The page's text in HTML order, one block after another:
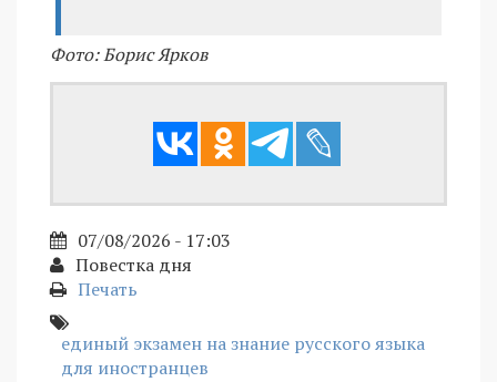
Фото: Борис Ярков
07/08/2026 - 17:03
Повестка дня
Печать
единый экзамен на знание русского языка
для иностранцев